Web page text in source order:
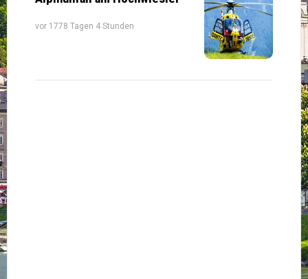
vor 1778 Tagen 4 Stunden